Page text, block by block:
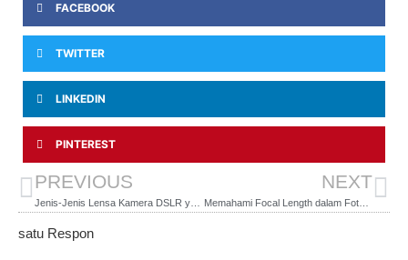
FACEBOOK
TWITTER
LINKEDIN
PINTEREST
PREVIOUS NEXT
Memahami Focal Length dalam Fotografi
satu Respon